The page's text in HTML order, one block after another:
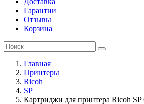
Доставка
Гарантии
Отзывы
Корзина
Главная
Принтеры
Ricoh
SP
Картриджи для принтера Ricoh SP